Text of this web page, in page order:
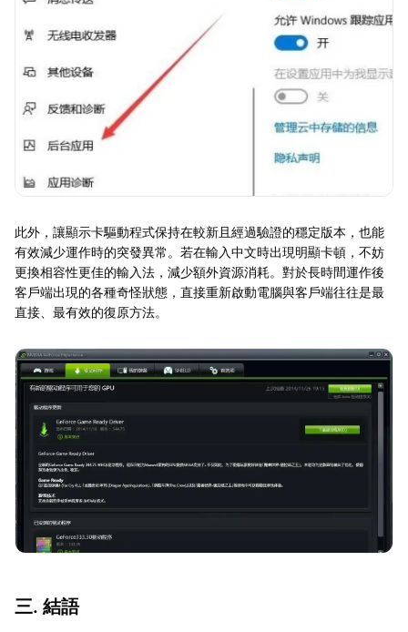
此外，讓顯示卡驅動程式保持在較新且經過驗證的穩定版本，也能
有效減少運作時的突發異常。若在輸入中文時出現明顯卡頓，不妨
更換相容性更佳的輸入法，減少額外資源消耗。對於長時間運作後
客戶端出現的各種奇怪狀態，直接重新啟動電腦與客戶端往往是最
直接、最有效的復原方法。
三. 結語